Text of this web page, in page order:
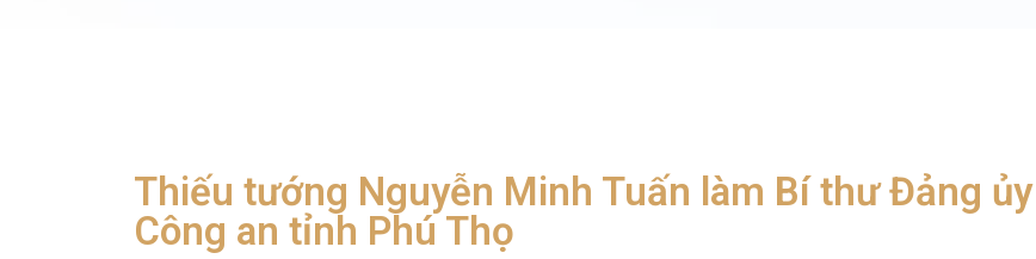
Thiếu tướng Nguyễn Minh Tuấn làm Bí thư Đảng ủy
Công an tỉnh Phú Thọ